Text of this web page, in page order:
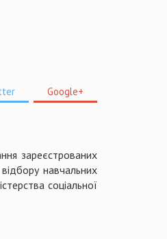
Google+
зареєстрованих
навчальних
соціальної